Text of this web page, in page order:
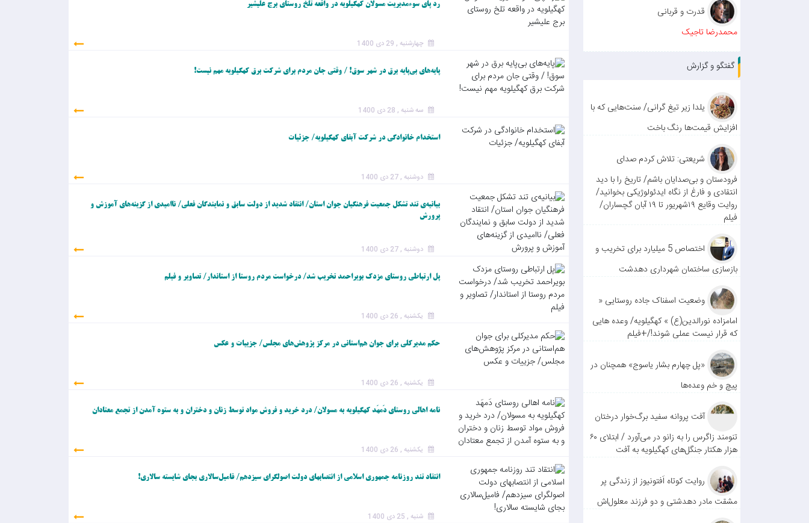
قدرت و قربانی
محمدرضا تاجیک
گفتگو و گزارش
یلدا زیر تیغ گرانی/ سنت‌هایی که با
افزایش قیمت‌ها رنگ باخت
شریعتی: تلاش کردم صدای
فرودستان و بی‌صدایان باشم/ تاریخ را با دید
انتقادی و فارغ از نگاه ایدئولوژیکی بخوانید/
روایت وقایع ۱۹شهریور تا ۱۹ آبان گچساران/
فیلم
اختصاص 5 میلیارد برای تخریب و
بازسازی ساختمان شهرداری دهدشت
وضعیت اسفناک جاده روستایی «
امامزاده نورالدین(ع) » کهگیلویه/ وعده هایی
که قرار نیست عملی شوند!/+فیلم
«پل چهارم بشار یاسوج» همچنان در
پیچ و خم وعده‌ها
آفت پروانه سفید برگ‌خوار درختان
تنومند زاگرس را به زانو در می‌آورد / ابتلای ۶۰
هزار هکتار جنگل‌های کهگیلویه به آفت
روایت کوتاه اَفتونیوز از زندگی پر
مشقت مادر دهدشتی و دو فرزند معلول‌اش
رد پای سوءمدیریت مسولان کهگیلویه در واقعه تلخ روستای برج علیشیر
چهارشنبه , 29 دی 1400
پایه‌های بی‌پایه برق در شهر سوق! / وقتی جان مردم برای شرکت برق کهگیلویه مهم نیست!
سه شنبه , 28 دی 1400
استخدام خانوادگی در شرکت آبفای کهگیلویه/ جزئیات
دوشنبه , 27 دی 1400
بیانیه‌ی تند تشکل جمعیت فرهنگیان جوان استان/ انتقاد شدید از دولت سابق و نمایندگان فعلی/ ناامیدی از گزینه‌های آموزش و
پرورش
دوشنبه , 27 دی 1400
پل ارتباطی روستای مزدک بویراحمد تخریب شد/ درخواست مردم روستا از استاندار/ تصاویر و فیلم
یکشنبه , 26 دی 1400
حکم مدیرکلی برای جوان هم‌استانی در مرکز پژوهش‌های مجلس/ جزییات و عکس
یکشنبه , 26 دی 1400
نامه اهالی روستای دَمهَد کهگیلویه به مسولان/ درد خرید و فروش مواد توسط زنان و دختران و به ستوه آمدن از تجمع معتادان
یکشنبه , 26 دی 1400
انتقاد تند روزنامه جمهوری اسلامی از انتصابهای دولت اصولگرای سیزدهم/ فامیل‌سالاری بجای شایسته سالاری!
شنبه , 25 دی 1400